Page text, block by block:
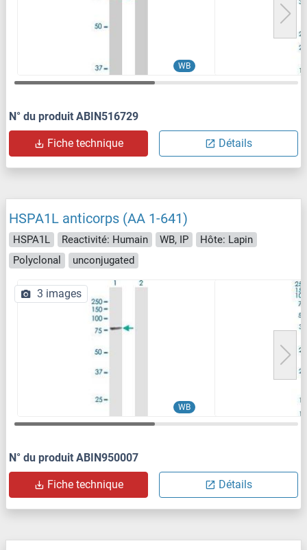
WB
N° du produit ABIN516729
Fiche technique Détails
HSPA1L anticorps (AA 1-641)
HSPA1L Reactivité: Humain WB, IP
Hôte: Lapin
Polyclonal
unconjugated
WB
3 images
N° du produit ABIN950007
Fiche technique Détails